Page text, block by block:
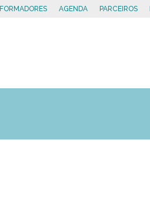
FORMADORES AGENDA PARCEIROS